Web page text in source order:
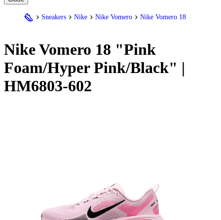
Sneakers Nike Nike Vomero Nike Vomero 18
NikeVomero 18 "Pink
Foam/Hyper Pink/Black" |
HM6803-602